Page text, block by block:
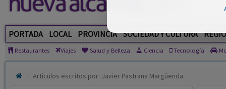
PORTADA LOCAL PROVINCIA SOCIEDAD Y CULTURA
Restaurantes Viajes Salud y Belleza Ciencia Tecnología
Artículos escritos por: Javier Pastrana Margüenda